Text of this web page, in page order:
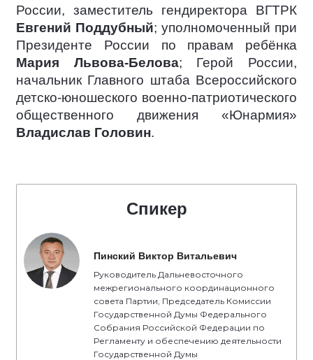
России, заместитель гендиректора ВГТРК
Евгений Поддубный; уполномоченный при
Президенте России по правам ребёнка
Мария Львова-Белова; Герой России,
начальник Главного штаба Всероссийского
детско-юношеского военно-патриотического
общественного движения «Юнармия»
Владислав Головин.
Спикер
Пинский Виктор Витальевич
Руководитель Дальневосточного
межрегионального координационного
совета Партии, Председатель Комиссии
Государственной Думы Федерального
Собрания Российской Федерации по
Регламенту и обеспечению деятельности
Государственной Думы